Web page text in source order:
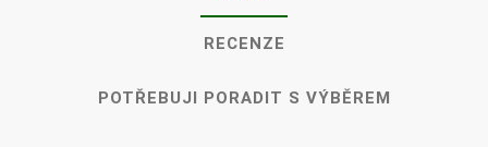
RECENZE
POTŘEBUJI PORADIT S VÝBĚREM